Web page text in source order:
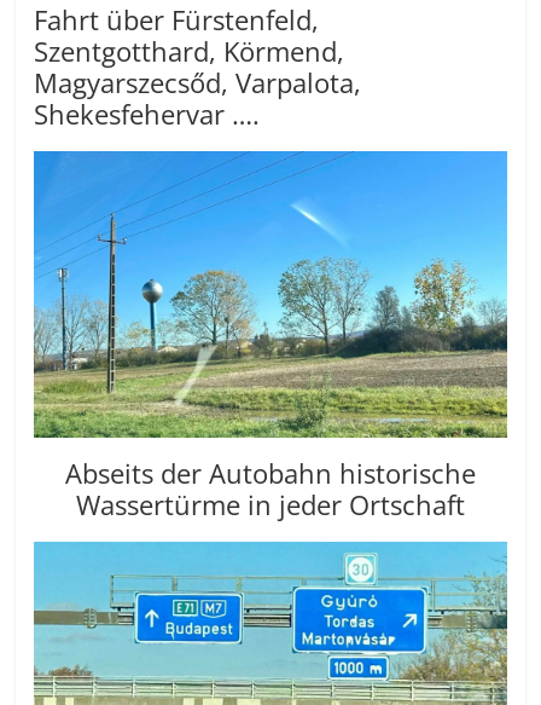
Fahrt über Fürstenfeld,
Szentgotthard, Körmend,
Magyarszecsőd, Varpalota,
Shekesfehervar ….
Abseits der Autobahn historische
Wassertürme in jeder Ortschaft